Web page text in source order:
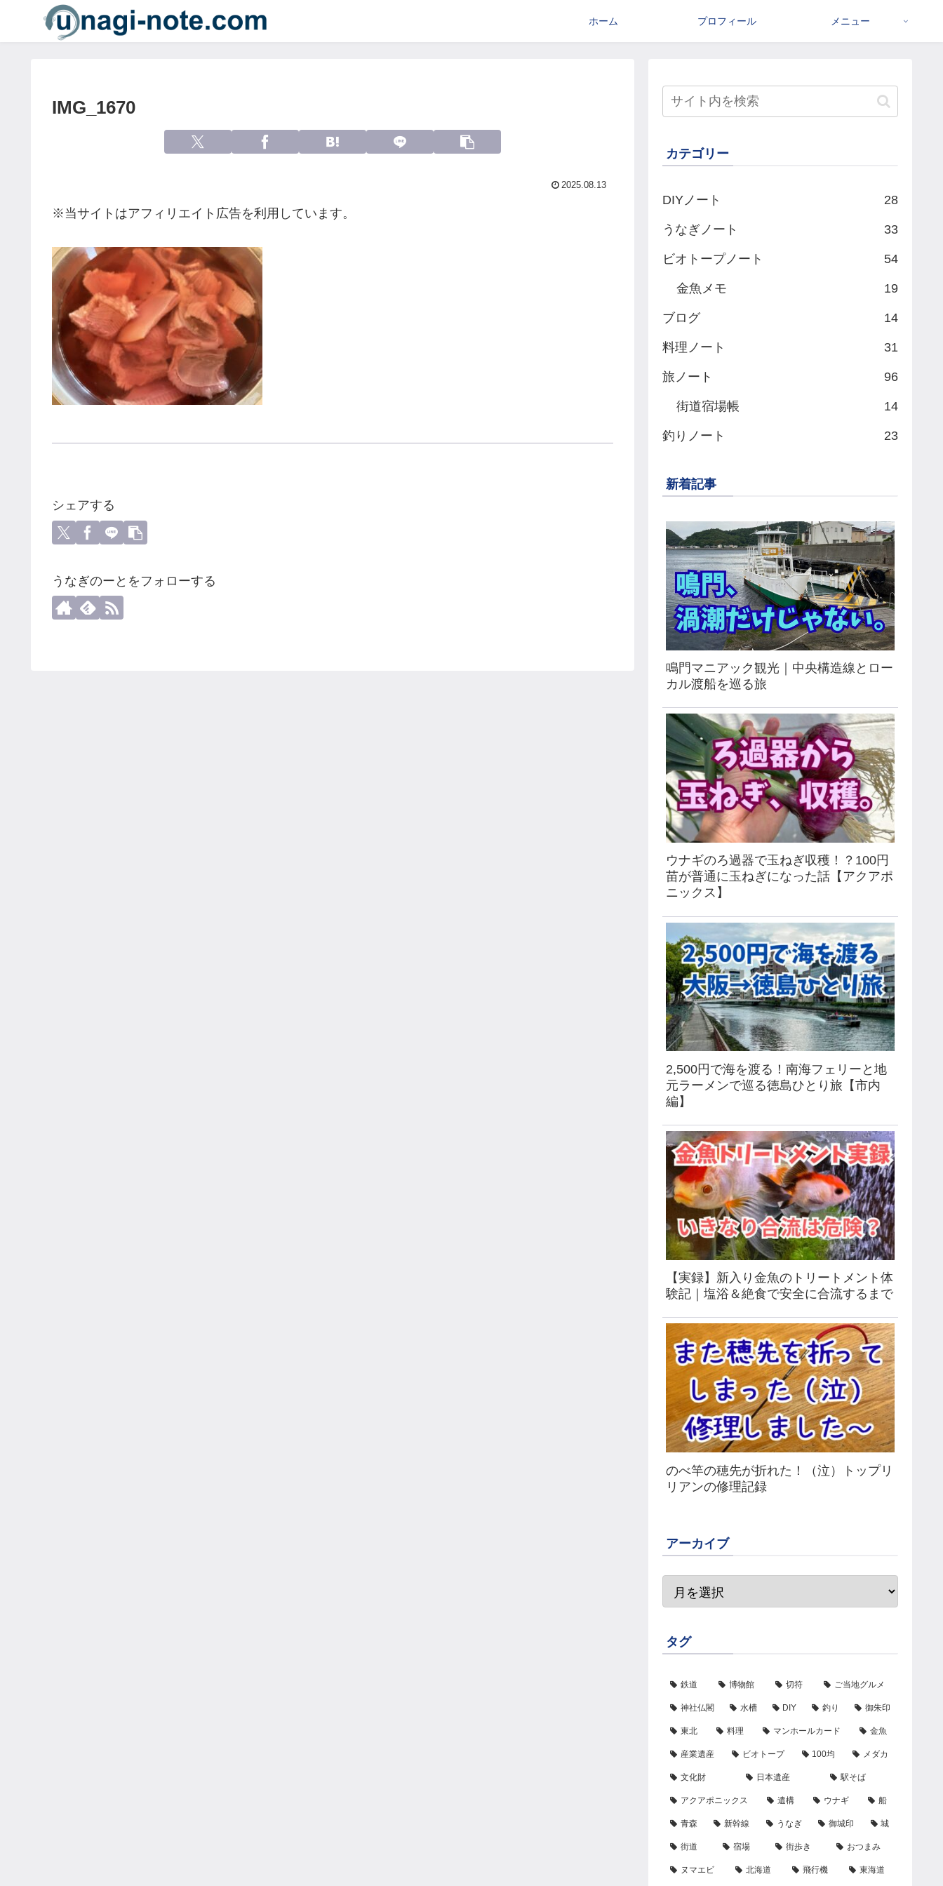
ホーム プロフィール メニュー
IMG_1670
2025.08.13
※当サイトはアフィリエイト広告を利用しています。
シェアする
うなぎのーとをフォローする
カテゴリー
DIYノート 28
うなぎノート 33
ビオトープノート 54
金魚メモ 19
ブログ 14
料理ノート 31
旅ノート 96
街道宿場帳 14
釣りノート 23
新着記事
鳴門マニアック観光｜中央構造線とロー
カル渡船を巡る旅
ウナギのろ過器で玉ねぎ収穫！？100円
苗が普通に玉ねぎになった話【アクアポ
ニックス】
2,500円で海を渡る！南海フェリーと地
元ラーメンで巡る徳島ひとり旅【市内
編】
【実録】新入り金魚のトリートメント体
験記｜塩浴＆絶食で安全に合流するまで
のべ竿の穂先が折れた！（泣）トップリ
リアンの修理記録
アーカイブ
タグ
鉄道 博物館 切符 ご当地グルメ
神社仏閣 水槽 DIY 釣り 御朱印
東北 料理 マンホールカード 金魚
産業遺産 ビオトープ 100均 メダカ
文化財 日本遺産 駅そば
アクアポニックス 遺構 ウナギ 船
青森 新幹線 うなぎ 御城印 城
街道 宿場 街歩き おつまみ
ヌマエビ 北海道 飛行機 東海道